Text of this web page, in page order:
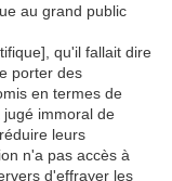
au grand public
qu'il fallait dire
porter des
en termes de
immoral de
leurs
n'a pas accès à
d'effrayer les